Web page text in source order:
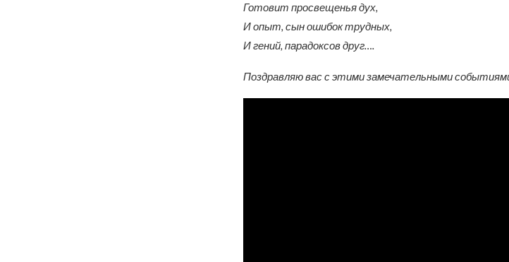
Готовит просвещенья дух,
И опыт, сын ошибок трудных,
И гений, парадоксов друг….
Поздравляю вас с этими замечательными